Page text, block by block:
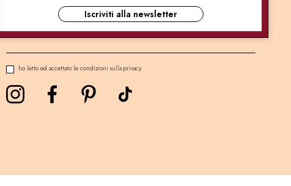
NEWSLETTER
ho letto ed accettato le condizioni sulla privacy.
Iscriviti alla newsletter